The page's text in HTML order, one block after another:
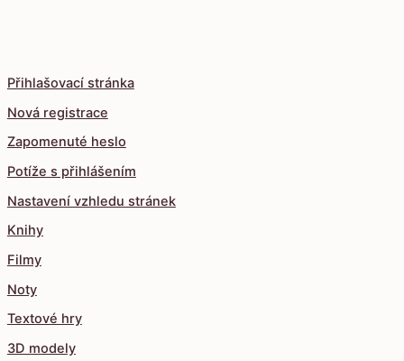
Přihlašovací stránka
Nová registrace
Zapomenuté heslo
Potíže s přihlášením
Nastavení vzhledu stránek
Knihy
Filmy
Noty
Textové hry
3D modely